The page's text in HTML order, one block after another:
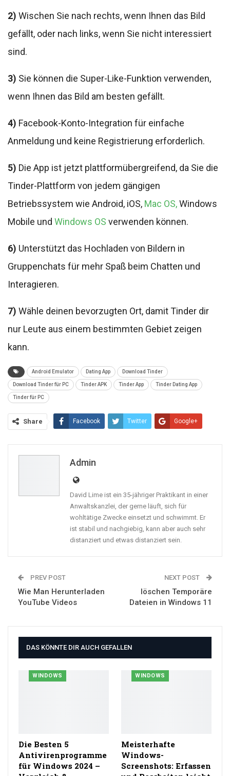
2) Wischen Sie nach rechts, wenn Ihnen das Bild
gefällt, oder nach links, wenn Sie nicht interessiert
sind.
3) Sie können die Super-Like-Funktion verwenden,
wenn Ihnen das Bild am besten gefällt.
4) Facebook-Konto-Integration für einfache
Anmeldung und keine Registrierung erforderlich.
5) Die App ist jetzt plattformübergreifend, da Sie die
Tinder-Plattform von jedem gängigen
Betriebssystem wie Android, iOS, Mac OS,Windows
Mobile und Windows OS verwenden können.
6) Unterstützt das Hochladen von Bildern in
Gruppenchats für mehr Spaß beim Chatten und
Interagieren.
7) Wähle deinen bevorzugten Ort, damit Tinder dir
nur Leute aus einem bestimmten Gebiet zeigen
kann.
Android Emulator Dating App Download Tinder
Download Tinder für PC Tinder APK Tinder App Tinder Dating App
Tinder für PC
Share Facebook Twitter Google+
Linkedin
Admin
David Lime ist ein 35-jähriger Praktikant in einer
Anwaltskanzlei, der gerne läuft, sich für
wohltätige Zwecke einsetzt und schwimmt. Er
ist stabil und nachgiebig, kann aber auch sehr
distanziert und etwas distanziert sein.
PREV POST
Wie Man Herunterladen
YouTube Videos
NEXT POST
löschen Temporäre
Dateien in Windows 11
DAS KÖNNTE DIR AUCH GEFALLEN
WINDOWS
Die Besten 5
Antivirenprogramme
für Windows 2024 –
WINDOWS
Meisterhafte
Windows-
Screenshots: Erfassen